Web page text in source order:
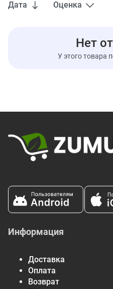
* Процент от суточной
2000 калорий в день.
Дата Оценка
Нет
У этого товара
Информация
Доставка
Оплата
Возврат